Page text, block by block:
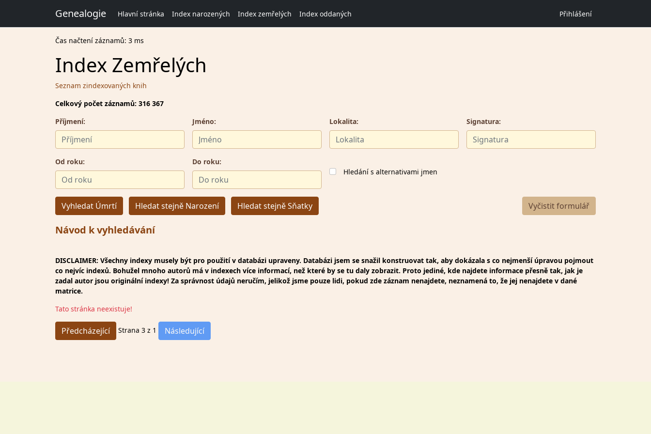
Genealogie Hlavní stránka Index narozených Index zemřelých Index oddaných Přihlášení
Čas načtení záznamů: 3 ms
Index Zemřelých
Seznam zindexovaných knih
Celkový počet záznamů: 316 367
Příjmení:
Jméno: Lokalita: Signatura:
Od roku:
Do roku:
Hledání s alternativami jmen
Vyhledat Úmrtí Hledat stejně Narození Hledat stejně Sňatky
Návod k vyhledávání
DISCLAIMER: Všechny indexy musely být pro použití v databázi upraveny. Databázi jsem se snažil konstruovat tak, aby dokázala s co nejmenší úpravou pojmout
co nejvíc indexů. Bohužel mnoho autorů má v indexech více informací, než které by se tu daly zobrazit. Proto jediné, kde najdete informace přesně tak, jak je
zadal autor jsou originální indexy! Za správnost údajů neručím, jelikož jsme pouze lidi, pokud zde záznam nenajdete, neznamená to, že jej nenajdete v dané
matrice.
Tato stránka neexistuje!
Předcházející Strana 3 z 1 Následující